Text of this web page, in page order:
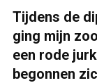
Tijdens de
ging mijn
een rode
begonnen